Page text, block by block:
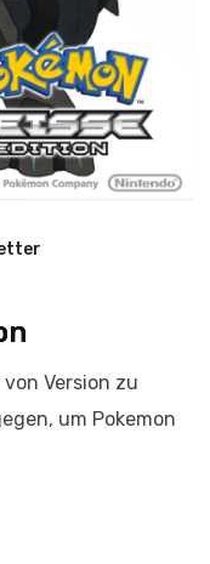
Version zu
um Pokemon